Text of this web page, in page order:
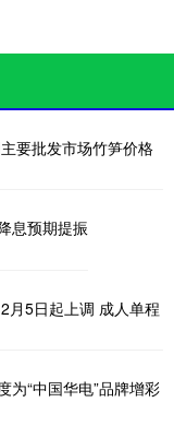
要批发市场竹笋价格
息预期提振
月5日起上调 成人单程
为“中国华电”品牌增彩